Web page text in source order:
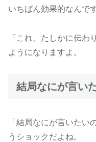
いちばん効果的なんです
「これ、たしかに伝
ようになりますよ。
結局なにが言い
「結局なにが言いたい
うショックだよね。